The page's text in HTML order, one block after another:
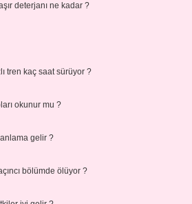
deterjanı ne kadar ?
tren kaç saat sürüyor ?
okunur mu ?
gelir ?
bölümde ölüyor ?